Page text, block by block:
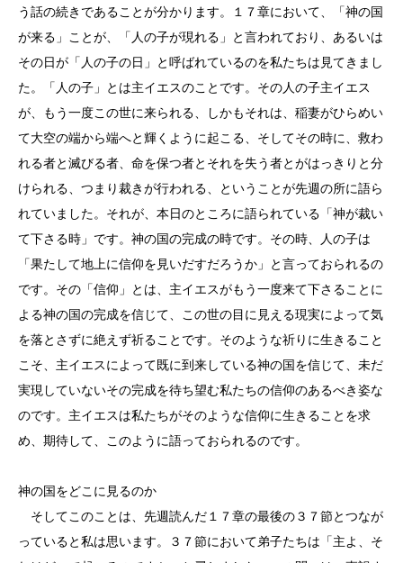
う話の続きであることが分かります。１７章において、「神の国
が来る」ことが、「人の子が現れる」と言われており、あるいは
その日が「人の子の日」と呼ばれているのを私たちは見てきまし
た。「人の子」とは主イエスのことです。その人の子主イエス
が、もう一度この世に来られる、しかもそれは、稲妻がひらめい
て大空の端から端へと輝くように起こる、そしてその時に、救わ
れる者と滅びる者、命を保つ者とそれを失う者とがはっきりと分
けられる、つまり裁きが行われる、ということが先週の所に語ら
れていました。それが、本日のところに語られている「神が裁い
て下さる時」です。神の国の完成の時です。その時、人の子は
「果たして地上に信仰を見いだすだろうか」と言っておられるの
です。その「信仰」とは、主イエスがもう一度来て下さることに
よる神の国の完成を信じて、この世の目に見える現実によって気
を落とさずに絶えず祈ることです。そのような祈りに生きること
こそ、主イエスによって既に到来している神の国を信じて、未だ
実現していないその完成を待ち望む私たちの信仰のあるべき姿な
のです。主イエスは私たちがそのような信仰に生きることを求
め、期待して、このように語っておられるのです。
神の国をどこに見るのか
そしてこのことは、先週読んだ１７章の最後の３７節とつなが
っていると私は思います。３７節において弟子たちは「主よ、そ